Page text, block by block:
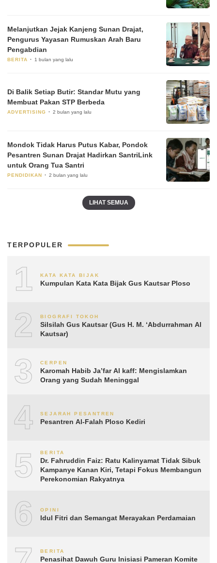
Melanjutkan Jejak Kanjeng Sunan Drajat,
Pengurus Yayasan Rumuskan Arah Baru
Pengabdian
BERITA 1 bulan yang lalu
Di Balik Setiap Butir: Standar Mutu yang
Membuat Pakan STP Berbeda
ADVERTISING 2 bulan yang lalu
Mondok Tidak Harus Putus Kabar, Pondok
Pesantren Sunan Drajat Hadirkan SantriLink
untuk Orang Tua Santri
PENDIDIKAN 2 bulan yang lalu
LIHAT SEMUA
TERPOPULER
1 KATA KATA BIJAK
Kumpulan Kata Kata Bijak Gus Kautsar Ploso
2 BIOGRAFI TOKOH
Silsilah Gus Kautsar (Gus H. M. ‘Abdurrahman Al
Kautsar)
3 CERPEN
Karomah Habib Ja’far Al kaff: Mengislamkan
Orang yang Sudah Meninggal
4 SEJARAH PESANTREN
Pesantren Al-Falah Ploso Kediri
5 BERITA
Dr. Fahruddin Faiz: Ratu Kalinyamat Tidak Sibuk
Kampanye Kanan Kiri, Tetapi Fokus Membangun
Perekonomian Rakyatnya
6 OPINI
Idul Fitri dan Semangat Merayakan Perdamaian
BERITA
Penasihat Dawuh Guru Inisiasi Pameran Komite